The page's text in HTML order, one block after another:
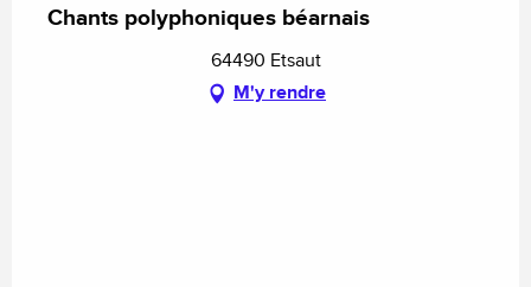
Chants polyphoniques béarnais
64490 Etsaut
M'y rendre